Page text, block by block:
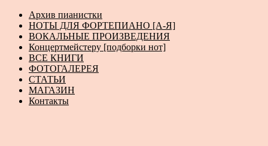
Архив пианистки
НОТЫ ДЛЯ ФОРТЕПИАНО [А-Я]
ВОКАЛЬНЫЕ ПРОИЗВЕДЕНИЯ
Концертмейстеру [подборки нот]
ВСЕ КНИГИ
ФОТОГАЛЕРЕЯ
СТАТЬИ
МАГАЗИН
Контакты